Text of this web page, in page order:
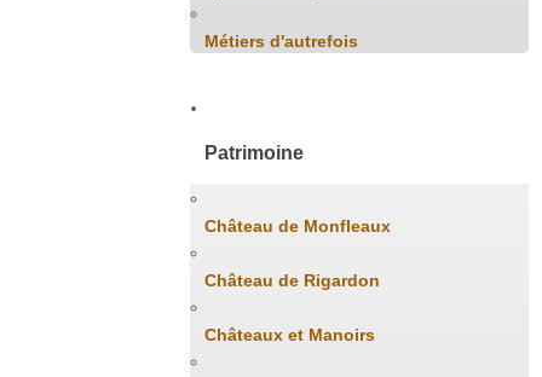
Métiers d'autrefois
Patrimoine
Château de Monfleaux
Château de Rigardon
Châteaux et Manoirs